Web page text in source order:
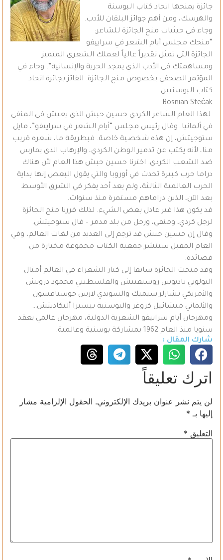
جائزة يمنحها اتحاد كتاب البوسنة
والهرسك، ومن أهم جوائز البلقان للأدب.
وجاء في حيثيات منح الجائزة للشاعر:
“منحك مجلس أيام الشعر في سراييفو
الجائزة التي تمثل تقديراً عالياً لعملك الشعري المتميز
ومساهمتك في الأدب الذي يمجد الحرية والإنسانية”. وجاء في
المؤتمر الصحفي بخصوص منح الجائزة: الفائز بجائزة اتحاد
كتاب البوسنيين
Bosnian Stećak
لهذا العام الشاعر الكردي حسين حبش الذي يعيش في المنفى
في ألمانيا. وقال رئيس مجلس “أيام الشعر في سراييفو”، مايل
ستوجيتش، إن هذه شخصية خاصة. فبطريقة ما، شعره قريب
منا، لأنه يكتب عن تدمير الوطن الكردي، والإرهاب الذي يمارس
ضد الشعب الكردي. اخترنا حسين حبش هذا العام لأن هناك
دراما حرب كبيرة تحدث في أوروبا والتي يقول البعض إنها بداية
الحرب العالمية الثالثة، ولم يعد أحد يفكر في الشرق الأوسط
بعد الآن، الذين دراماهم مستمرة منذ سنوات.
قد يكون هذا غير عادل بعض الشيء. لذلك قررنا منح الجائزة
لرجل كردي، ومنفي، ورجل من بلد مدمر – قال ستوجيتش.
وقال إن حسين حبش قد ترجم إلى العديد من لغات العالم، وفي
العام المقبل ستنشر جمعية الكتاب مجموعة مختارة من
قصائده.
وقد منحت الجائزة سابقا إلى كبار الشعراء في العالم أمثال
البولوني تاديوس روسيفيتش والفلسطيني محمود درويش
والأمريكي تشارلز سيميك والسويدي لارس جوستافسون
والألماني ميشائيل كروغر والبوسنية بيسيرا أليكاديتش…
ومهرجان أيام سراييفو الشعرية الدولية، مهرجان عالمي يعقد
سنويا منذ العام 1962 بمشاركة بوسنية وعالمية.
شارك المقال :
اترك تعليقاً
لن يتم نشر عنوان بريدك الإلكتروني. الحقول الإلزامية مشار
إليها بـ *
التعليق *